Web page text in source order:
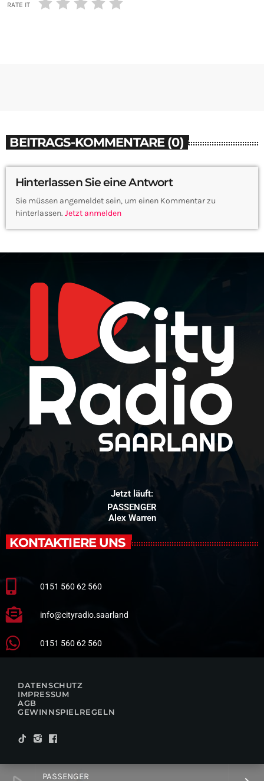
PASSENGER
RATE IT
BEITRAGS-KOMMENTARE (0)
Hinterlassen Sie eine Antwort
Sie müssen angemeldet sein, um einen Kommentar zu
hinterlassen. Jetzt anmelden
Jetzt läuft:
PASSENGER
Alex Warren
KONTAKTIERE UNS
0151 560 62 560
info@cityradio.saarland
0151 560 62 560
DATENSCHUTZ
IMPRESSUM
AGB
GEWINNSPIELREGELN